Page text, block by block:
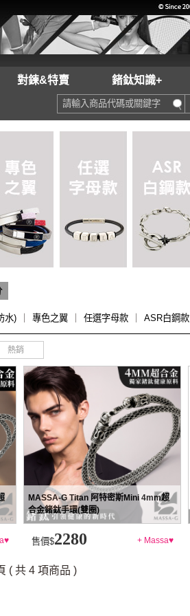
對鍊&特賣 鍺鈦知識+
水) 專色之翼 任選字母款 ASR白鋼款
熱銷
MASSA-G Titan 阿特密斯Mini 4mm超
合金鍺鈦手環(雙圈)
售價$2280 + Massa♥
( 共 4 項商品 )